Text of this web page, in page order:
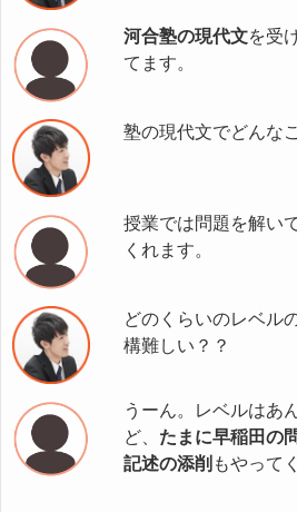
河合塾の現代文を受
てます。
塾の現代文でどんな
授業では問題を解い
くれます。
どのくらいのレベル
構難しい？？
うーん。レベルはあ
ど、 たまに早稲田の
記述の添削 もやって